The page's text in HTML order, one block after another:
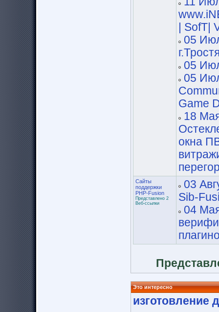
| SofT|
05
05
05
Game
18
окна
Сайты
поддержки
PHP-Fusion
Представлено 2
Веб-ссылки
03
Sib-
04
Это интересно
изготовление